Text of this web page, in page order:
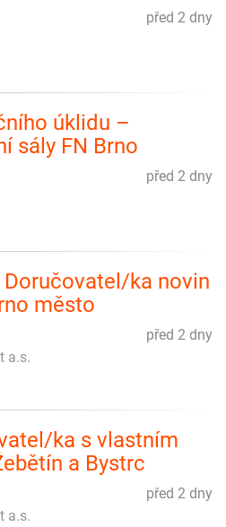
před 2 dny
úklidu –
sály FN Brno
před 2 dny
Doručovatel/ka novin
město
před 2 dny
a.s.
ka s vlastním
a Bystrc
před 2 dny
a.s.